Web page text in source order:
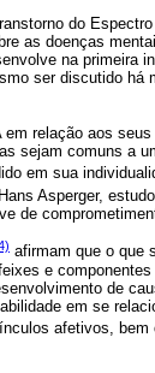
do
as doenças
na primeira
ser discutido
relação aos
sejam comuns a
em sua
Asperger,
de
afirmam que o que
e
de
em se
afetivos,